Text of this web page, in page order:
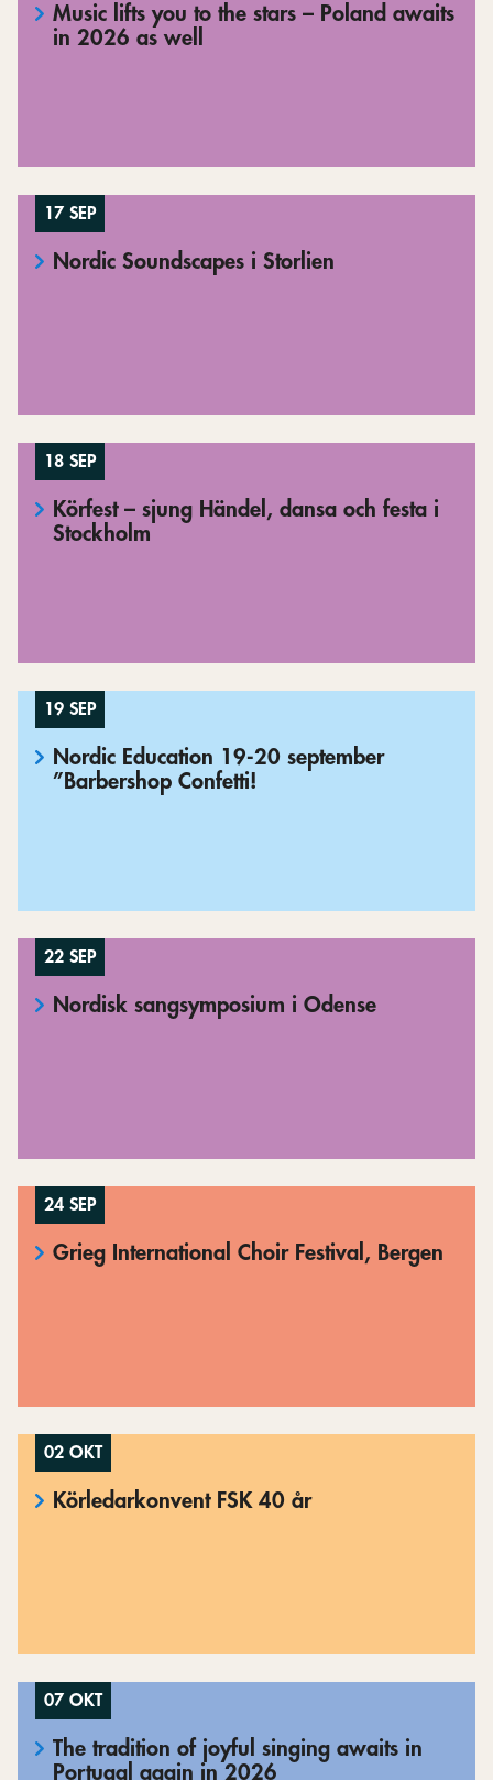
Music lifts you to the stars – Poland awaits
in 2026 as well
17 SEP
Nordic Soundscapes i Storlien
18 SEP
Körfest – sjung Händel, dansa och festa i
Stockholm
19 SEP
Nordic Education 19-20 september
”Barbershop Confetti!
22 SEP
Nordisk sangsymposium i Odense
24 SEP
Grieg International Choir Festival, Bergen
02 OKT
Körledarkonvent FSK 40 år
07 OKT
The tradition of joyful singing awaits in
Portugal again in 2026